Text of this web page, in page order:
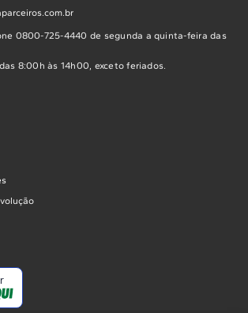
0800-725-4440 de segunda a quinta-feira das
8:00h às 14h00, exceto feriados.